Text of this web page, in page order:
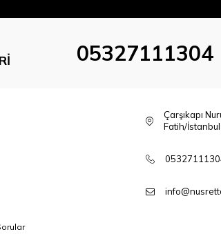
05327111304
Çarşıkapı
Fatih/İstanbul